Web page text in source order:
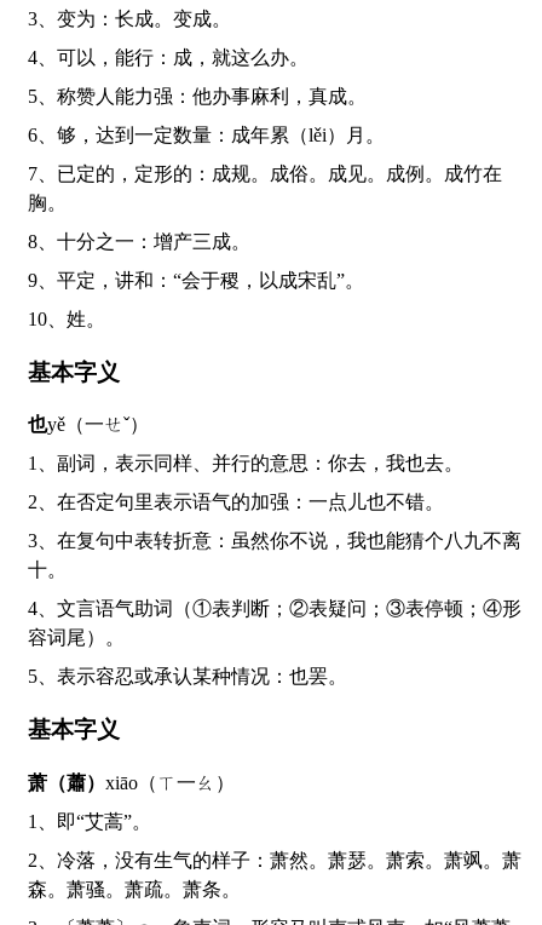
3、变为：长成。变成。
4、可以，能行：成，就这么办。
5、称赞人能力强：他办事麻利，真成。
6、够，达到一定数量：成年累（lěi）月。
7、已定的，定形的：成规。成俗。成见。成例。成竹在
胸。
8、十分之一：增产三成。
9、平定，讲和：“会于稷，以成宋乱”。
10、姓。
基本字义
也yě（一ㄝˇ）
1、副词，表示同样、并行的意思：你去，我也去。
2、在否定句里表示语气的加强：一点儿也不错。
3、在复句中表转折意：虽然你不说，我也能猜个八九不离
十。
4、文言语气助词（①表判断；②表疑问；③表停顿；④形
容词尾）。
5、表示容忍或承认某种情况：也罢。
基本字义
萧（蕭） xiāo（ㄒ一ㄠ）
1、即“艾蒿”。
2、冷落，没有生气的样子：萧然。萧瑟。萧索。萧飒。萧
森。萧骚。萧疏。萧条。